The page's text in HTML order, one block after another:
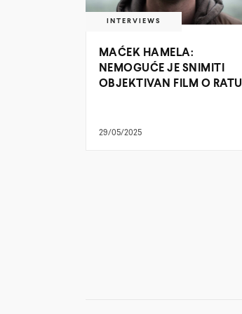
INTERVIEWS
MAĆEK HAMELA:
NEMOGUĆE JE SNIMITI
OBJEKTIVAN FILM O RATU
29/05/2025